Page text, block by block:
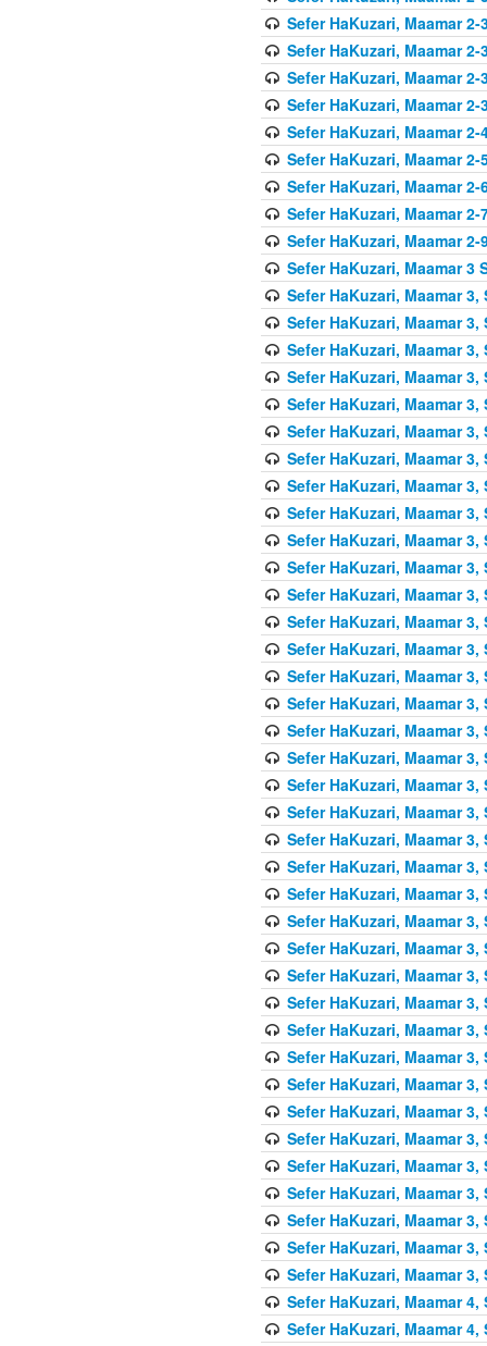
Sefer HaKuzari, Maamar 2-
Sefer HaKuzari, Maamar 2-
Sefer HaKuzari, Maamar 2-
Sefer HaKuzari, Maamar 2-
Sefer HaKuzari, Maamar 2-
Sefer HaKuzari, Maamar 2-
Sefer HaKuzari, Maamar 2-
Sefer HaKuzari, Maamar 2-
Sefer HaKuzari, Maamar 2-
Sefer HaKuzari, Maamar 3
Sefer HaKuzari, Maamar 3,
Sefer HaKuzari, Maamar 3,
Sefer HaKuzari, Maamar 3,
Sefer HaKuzari, Maamar 3,
Sefer HaKuzari, Maamar 3,
Sefer HaKuzari, Maamar 3,
Sefer HaKuzari, Maamar 3,
Sefer HaKuzari, Maamar 3,
Sefer HaKuzari, Maamar 3,
Sefer HaKuzari, Maamar 3,
Sefer HaKuzari, Maamar 3,
Sefer HaKuzari, Maamar 3,
Sefer HaKuzari, Maamar 3,
Sefer HaKuzari, Maamar 3,
Sefer HaKuzari, Maamar 3,
Sefer HaKuzari, Maamar 3,
Sefer HaKuzari, Maamar 3,
Sefer HaKuzari, Maamar 3,
Sefer HaKuzari, Maamar 3,
Sefer HaKuzari, Maamar 3,
Sefer HaKuzari, Maamar 3,
Sefer HaKuzari, Maamar 3,
Sefer HaKuzari, Maamar 3,
Sefer HaKuzari, Maamar 3,
Sefer HaKuzari, Maamar 3,
Sefer HaKuzari, Maamar 3,
Sefer HaKuzari, Maamar 3,
Sefer HaKuzari, Maamar 3,
Sefer HaKuzari, Maamar 3,
Sefer HaKuzari, Maamar 3,
Sefer HaKuzari, Maamar 3,
Sefer HaKuzari, Maamar 3,
Sefer HaKuzari, Maamar 3,
Sefer HaKuzari, Maamar 3,
Sefer HaKuzari, Maamar 3,
Sefer HaKuzari, Maamar 3,
Sefer HaKuzari, Maamar 3,
Sefer HaKuzari, Maamar 4,
Sefer HaKuzari, Maamar 4,